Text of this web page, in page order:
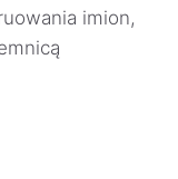
imion,